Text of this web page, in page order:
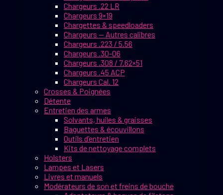
Chargeurs .22 LR
Chargeurs 9×19
Chargettes & speedloaders
Chargeurs — Autres calibres
Chargeurs .223 / 5.56
Chargeurs .30-06
Chargeurs .308 / 7.62×51
Chargeurs .45 ACP
Chargeurs Cal. 12
Crosses & Poignées
Détente
Entretien des armes
Solvants, huiles & graisses
Baguettes & écouvillons
Outils d’entretien
Kits de nettoyage complets
Holsters
Lampes et Lasers
Livres et manuels
Modérateurs de son et freins de bouche